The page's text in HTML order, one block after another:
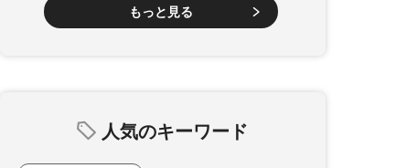
もっと見る
人気のキーワード